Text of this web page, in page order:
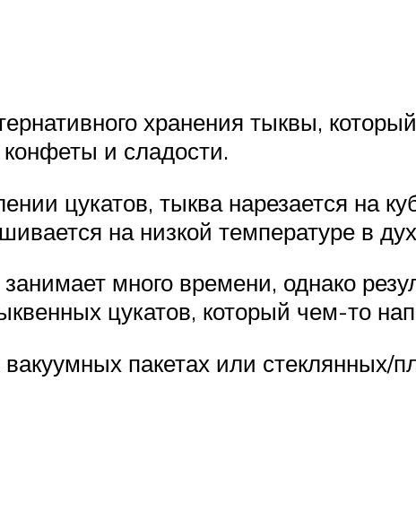
хранения тыквы,
и сладости.
цукатов, тыква нарезается на
на низкой температуре в
много времени, однако
цукатов, который чем-то
пакетах или стеклянных/